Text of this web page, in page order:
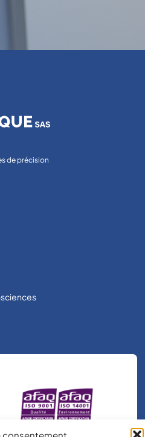
consentement
de précision